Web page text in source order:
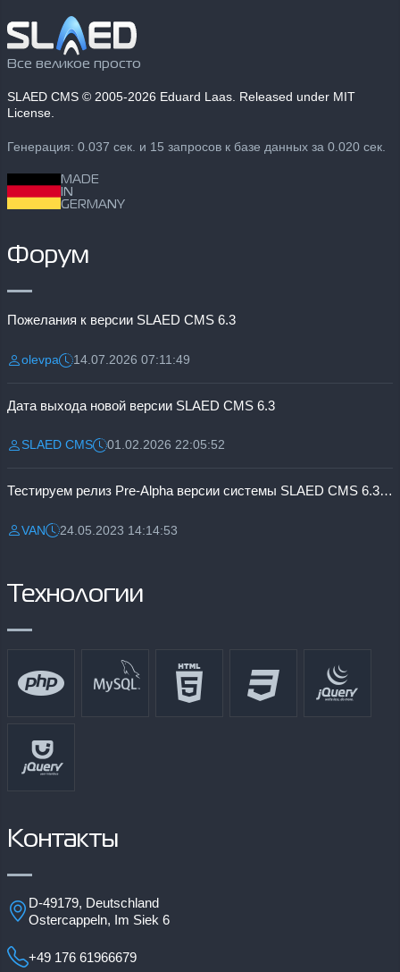
Все великое просто
SLAED CMS © 2005-2026 Eduard Laas. Released under MIT
License.
Генерация: 0.037 сек. и 15 запросов к базе данных за 0.020 сек.
MADE
IN
GERMANY
Форум
Пожелания к версии SLAED CMS 6.3
Разместил:
olevpaДата:14.07.2026 07:11:49
Дата выхода новой версии SLAED CMS 6.3
Разместил:
SLAED CMSДата:01.02.2026 22:05:52
Тестируем релиз Pre-Alpha версии системы SLAED CMS 6.3 Pro
Разместил:
VANДата:24.05.2023 14:14:53
Технологии
Контакты
D-49179, Deutschland
Ostercappeln, Im Siek 6
+49 176 61966679